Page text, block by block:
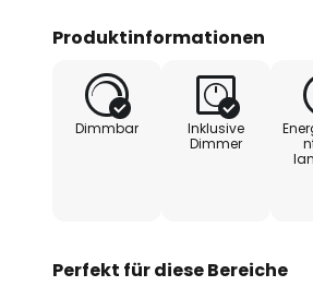
Lampe
Momente
Die
Begleiter,
Produktinformationen
Dimmbar
Inklusive
Dimmer
Perfekt für diese Bereiche